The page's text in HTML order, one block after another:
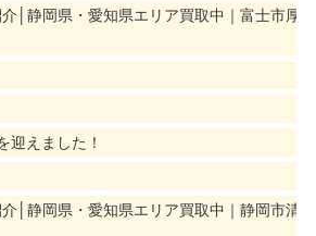
│静岡県・愛知県エリア買取中｜富士市厚
迎えました！
│静岡県・愛知県エリア買取中｜静岡市清